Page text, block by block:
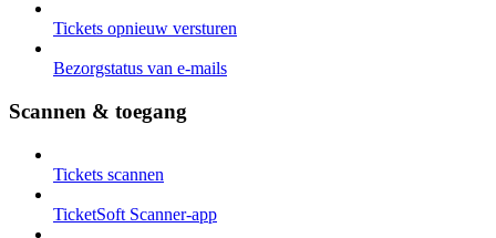
Tickets opnieuw versturen
Bezorgstatus van e-mails
Scannen & toegang
Tickets scannen
TicketSoft Scanner-app